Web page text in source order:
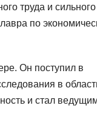
труда и сильного
по
Он поступил в
в
и стал